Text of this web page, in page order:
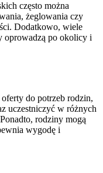
często można
żeglowania czy
Dodatkowo, wiele
oprowadzą po okolicy i
do potrzeb rodzin,
uczestniczyć w różnych
rodziny mogą
wygodę i